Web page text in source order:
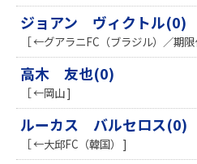
ジョアン ヴィクトル(0)
［ ←グアラニFC（ブラジル）／期
高木 友也(0)
［ ←岡山 ]
ルーカス バルセロス(0)
［ ←大邱FC（韓国） ]